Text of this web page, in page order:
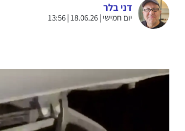
דני בלר
יום חמישי | 18.06.26 | 13:56